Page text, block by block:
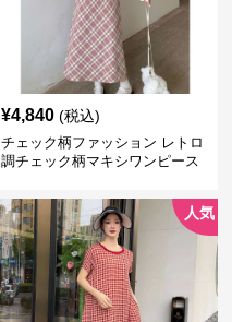
¥4,840 (税込)
チェック柄ファッション レトロ
調チェック柄マキシワンピース
人気